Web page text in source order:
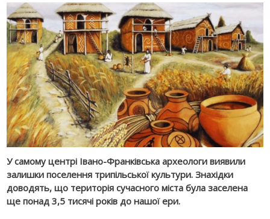
У самому центрі Івано-Франківська археологи виявили
залишки поселення трипільської культури. Знахідки
доводять, що територія сучасного міста була заселена
ще понад 3,5 тисячі років до нашої ери.